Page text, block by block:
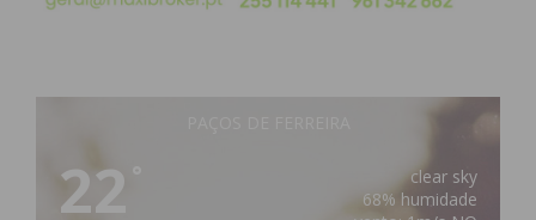
22
clear sky
68% humidade